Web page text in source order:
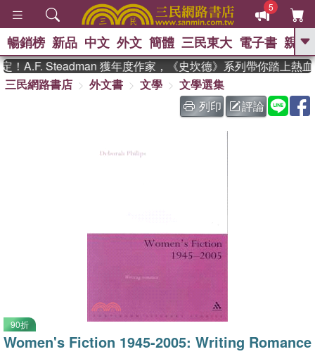
5
GO
熱搜： 東野圭吾 、
、 如果歷史是一群喵 、 暑期
國際布克獎 臺灣漫遊錄 、 方
台灣的李登輝時代
暢銷榜 新品 中文 外文 簡體 三民東大 電子書 親子
A.F. Steadman 獲年度作家，《史坎德》系列帶你踏上熱血
三民網路書店
外文書 文學
文學選集
列印
評論
90折
Women's Fiction 1945-2005: Writing Romance